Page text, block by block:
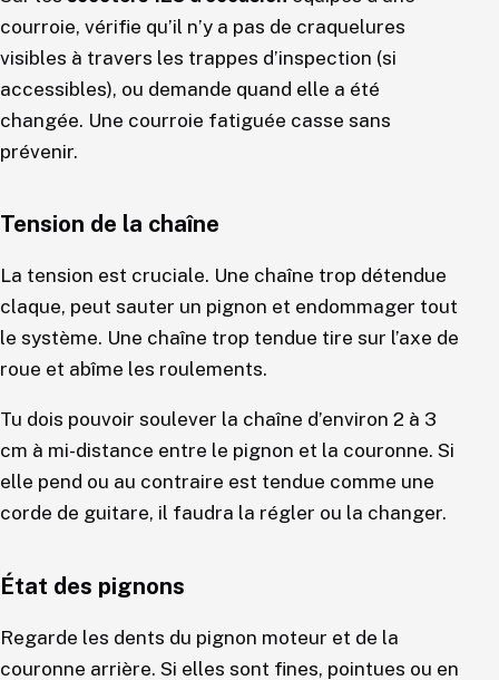
courroie, vérifie qu’il n’y a pas de craquelures
visibles à travers les trappes d’inspection (si
accessibles), ou demande quand elle a été
changée. Une courroie fatiguée casse sans
prévenir.
Tension de la chaîne
La tension est cruciale. Une chaîne trop détendue
claque, peut sauter un pignon et endommager tout
le système. Une chaîne trop tendue tire sur l’axe de
roue et abîme les roulements.
Tu dois pouvoir soulever la chaîne d’environ 2 à 3
cm à mi-distance entre le pignon et la couronne. Si
elle pend ou au contraire est tendue comme une
corde de guitare, il faudra la régler ou la changer.
État des pignons
Regarde les dents du pignon moteur et de la
couronne arrière. Si elles sont fines, pointues ou en